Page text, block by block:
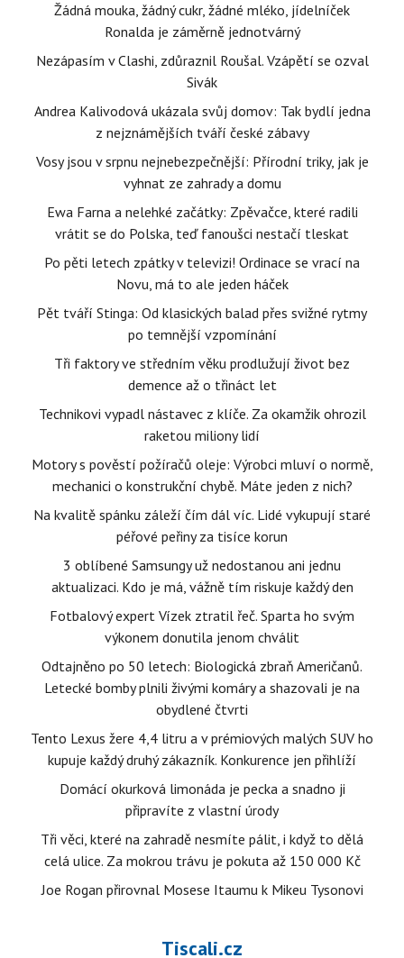
Žádná mouka, žádný cukr, žádné mléko, jídelníček
Ronalda je záměrně jednotvárný
Nezápasím v Clashi, zdůraznil Roušal. Vzápětí se ozval
Sivák
Andrea Kalivodová ukázala svůj domov: Tak bydlí jedna
z nejznámějších tváří české zábavy
Vosy jsou v srpnu nejnebezpečnější: Přírodní triky, jak je
vyhnat ze zahrady a domu
Ewa Farna a nelehké začátky: Zpěvačce, které radili
vrátit se do Polska, teď fanoušci nestačí tleskat
Po pěti letech zpátky v televizi! Ordinace se vrací na
Novu, má to ale jeden háček
Pět tváří Stinga: Od klasických balad přes svižné rytmy
po temnější vzpomínání
Tři faktory ve středním věku prodlužují život bez
demence až o třináct let
Technikovi vypadl nástavec z klíče. Za okamžik ohrozil
raketou miliony lidí
Motory s pověstí požíračů oleje: Výrobci mluví o normě,
mechanici o konstrukční chybě. Máte jeden z nich?
Na kvalitě spánku záleží čím dál víc. Lidé vykupují staré
péřové peřiny za tisíce korun
3 oblíbené Samsungy už nedostanou ani jednu
aktualizaci. Kdo je má, vážně tím riskuje každý den
Fotbalový expert Vízek ztratil řeč. Sparta ho svým
výkonem donutila jenom chválit
Odtajněno po 50 letech: Biologická zbraň Američanů.
Letecké bomby plnili živými komáry a shazovali je na
obydlené čtvrti
Tento Lexus žere 4,4 litru a v prémiových malých SUV ho
kupuje každý druhý zákazník. Konkurence jen přihlíží
Domácí okurková limonáda je pecka a snadno ji
připravíte z vlastní úrody
Tři věci, které na zahradě nesmíte pálit, i když to dělá
celá ulice. Za mokrou trávu je pokuta až 150 000 Kč
Joe Rogan přirovnal Mosese Itaumu k Mikeu Tysonovi
Tiscali.cz